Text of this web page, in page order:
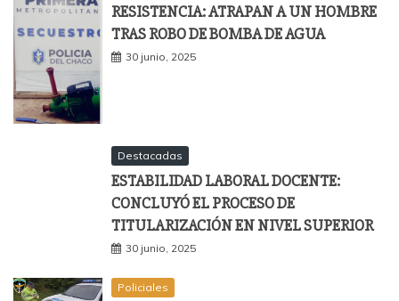
RESISTENCIA: ATRAPAN A UN HOMBRE
TRAS ROBO DE BOMBA DE AGUA
30 junio, 2025
Destacadas
ESTABILIDAD LABORAL DOCENTE:
CONCLUYÓ EL PROCESO DE
TITULARIZACIÓN EN NIVEL SUPERIOR
30 junio, 2025
Policiales